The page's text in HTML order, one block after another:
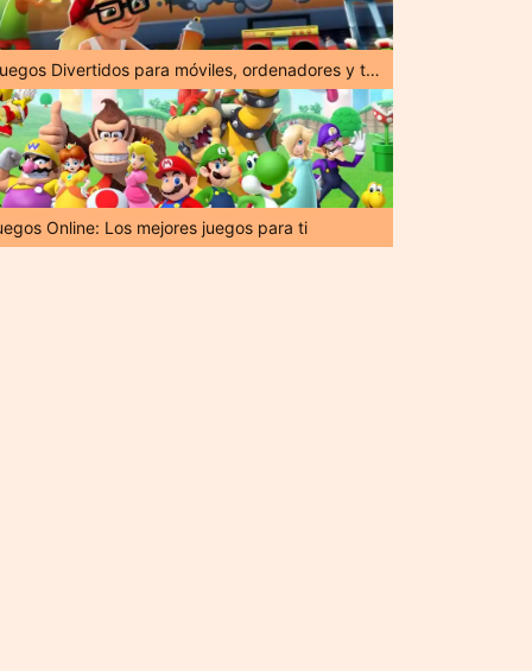
¡Juegos Divertidos para móviles, ordenadores y tabletas!
Online: Los mejores juegos para ti